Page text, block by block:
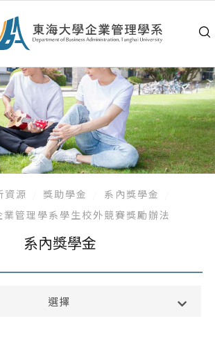
資源 獎助學金
系內獎學金
業管理學系學生校外競賽獎勵辦法
系內獎學金
選擇